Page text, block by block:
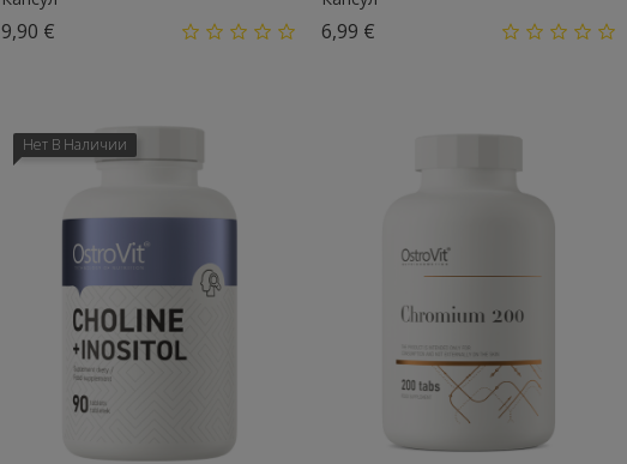
9,90 €Цена 6,99 €Цена
Нет В Наличии